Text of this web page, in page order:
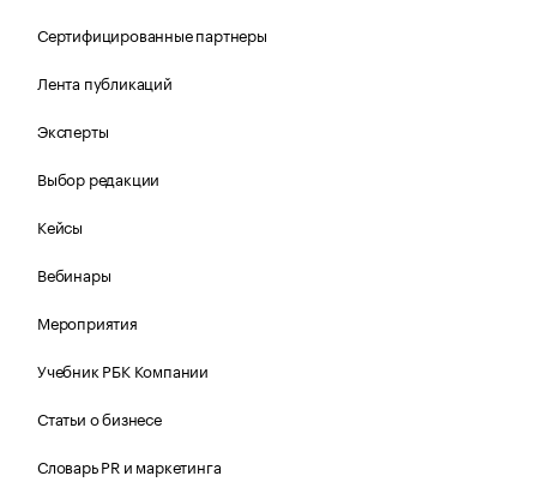
Сертифицированные партнеры
Лента публикаций
Эксперты
Выбор редакции
Кейсы
Вебинары
Мероприятия
Учебник РБК Компании
Статьи о бизнесе
Словарь PR и маркетинга